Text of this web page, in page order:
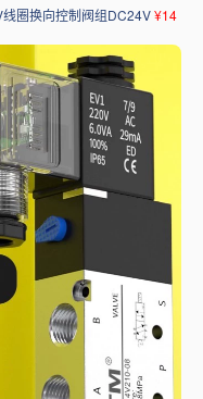
圈换向控制阀组DC24V¥14